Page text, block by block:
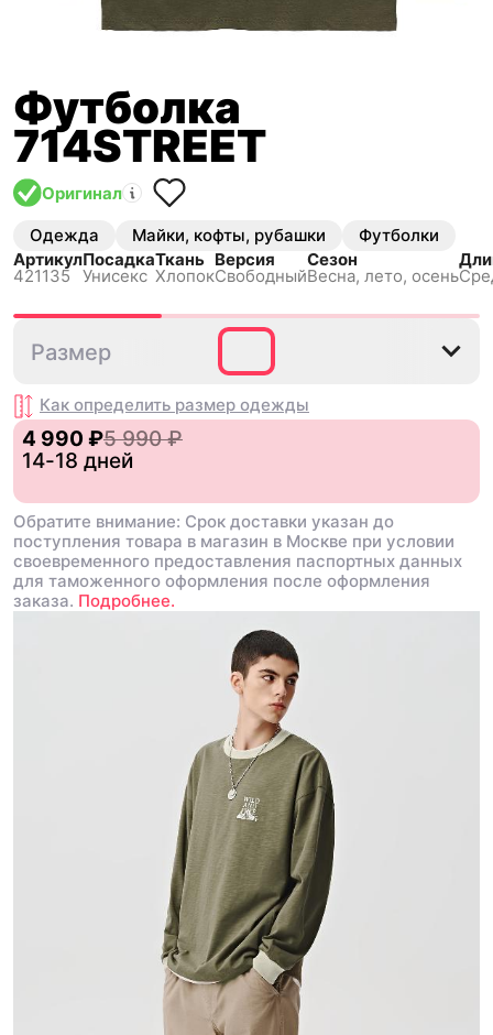
Футболка
714STREET
Оригинал
Одежда Майки, кофты, рубашки
Футболки
Артикул
421135
Посадка
Унисекс
Ткань
Хлопок
Версия
Свободный
Сезон
Весна, лето, осень
Размер
Как определить размер одежды
4 990 ₽5 990 ₽
14-18 дней
Обратите внимание: Срок доставки указан до
поступления товара в магазин в Москве при условии
своевременного предоставления паспортных данных
для таможенного оформления после оформления
заказа. Подробнее.